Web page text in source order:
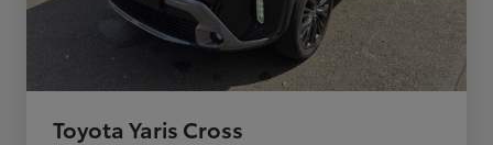
Toyota Yaris Cross